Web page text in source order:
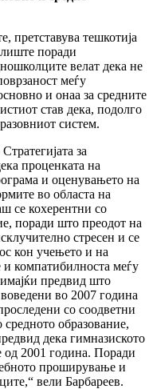
претставува тешкотија
поради
велат дека не
меѓу
и онаа за средните
став дека, подолго
систем.
за
проценката на
и оценувањето на
во областа на
се кохерентни со
поради што преодот на
стресен и се
кон учењето и на
компатибилноста меѓу
предвид што
во 2007 година
со соодветни
образование,
дека гимназиското
од 2001 година. Поради
проширување и
вели Барбареев.